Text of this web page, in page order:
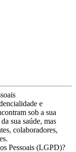
e
sob a sua
sua saúde, mas
colaboradores,
Pessoais (LGPD)?